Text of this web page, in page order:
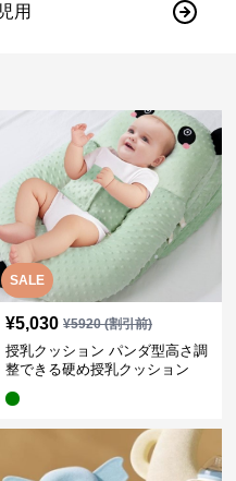
用
SALE
¥5,030 ¥5920(割引前)
授乳クッション パンダ型高さ調
整できる硬め授乳クッション